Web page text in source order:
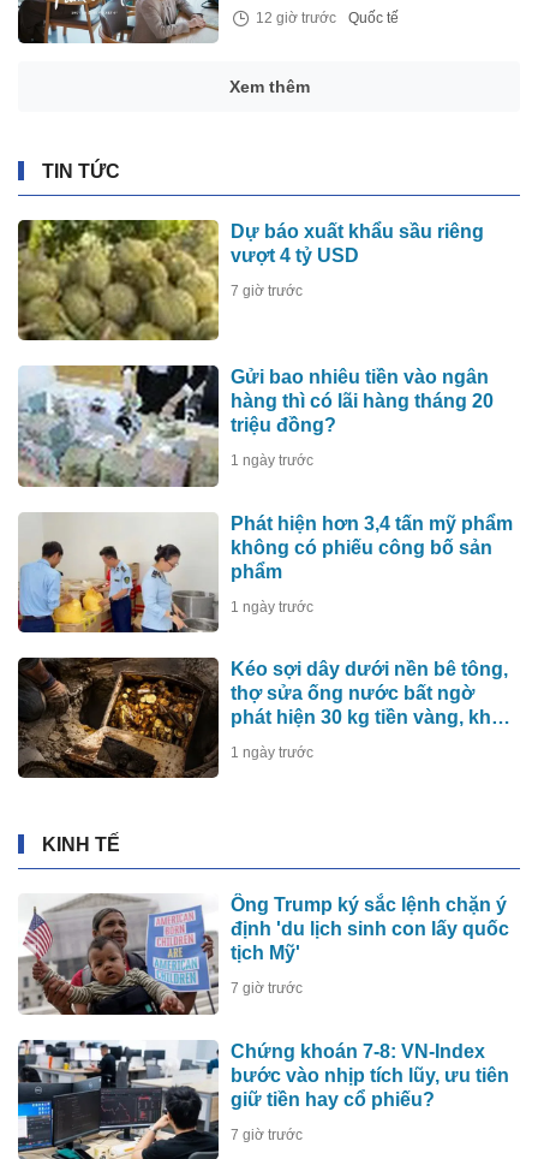
12 giờ trước Quốc tế
Xem thêm
TIN TỨC
Dự báo xuất khẩu sầu riêng
vượt 4 tỷ USD
7 giờ trước
Gửi bao nhiêu tiền vào ngân
hàng thì có lãi hàng tháng 20
triệu đồng?
1 ngày trước
Phát hiện hơn 3,4 tấn mỹ phẩm
không có phiếu công bố sản
phẩm
1 ngày trước
Kéo sợi dây dưới nền bê tông,
thợ sửa ống nước bất ngờ
phát hiện 30 kg tiền vàng, khu
vực lập tức bị phong tỏa
1 ngày trước
KINH TẾ
Ông Trump ký sắc lệnh chặn ý
định 'du lịch sinh con lấy quốc
tịch Mỹ'
7 giờ trước
Chứng khoán 7-8: VN-Index
bước vào nhịp tích lũy, ưu tiên
giữ tiền hay cổ phiếu?
7 giờ trước